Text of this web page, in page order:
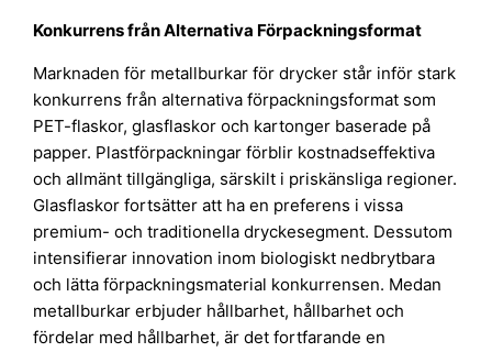
Konkurrens från Alternativa Förpackningsformat
Marknaden för metallburkar för drycker står inför stark
konkurrens från alternativa förpackningsformat som
PET-flaskor, glasflaskor och kartonger baserade på
papper. Plastförpackningar förblir kostnadseffektiva
och allmänt tillgängliga, särskilt i priskänsliga regioner.
Glasflaskor fortsätter att ha en preferens i vissa
premium- och traditionella dryckesegment. Dessutom
intensifierar innovation inom biologiskt nedbrytbara
och lätta förpackningsmaterial konkurrensen. Medan
metallburkar erbjuder hållbarhet, hållbarhet och
fördelar med hållbarhet, är det fortfarande en